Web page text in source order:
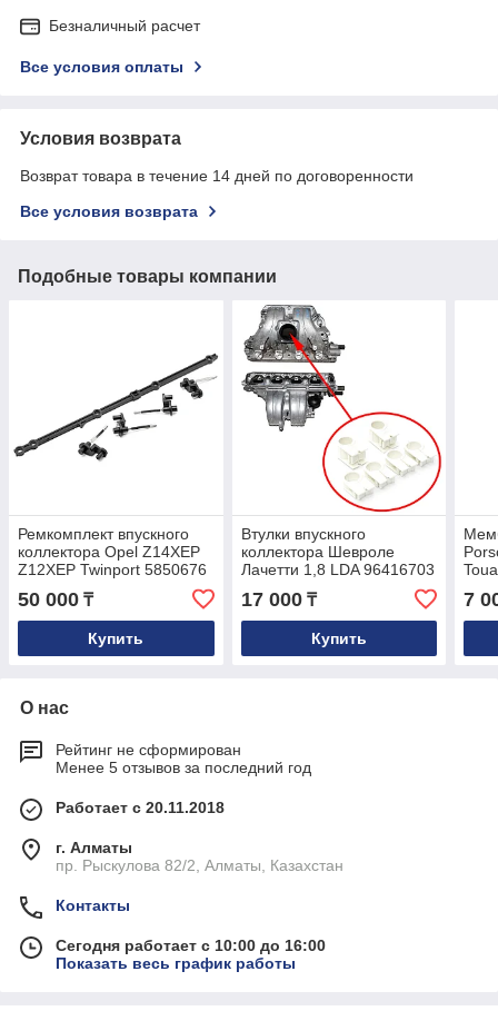
Безналичный расчет
Все условия оплаты
Условия возврата
Возврат товара в течение 14 дней по договоренности
Все условия возврата
Подобные товары компании
Ремкомплект впускного
коллектора Opel Z14XEP
Z12XEP Twinport 5850676
50 000 ₸
Купить
Втулки впускного
коллектора Шевроле
Лачетти 1,8 LDA 96416703
17 000₸
Купить
7
О нас
Рейтинг не сформирован
Менее 5 отзывов за последний год
Работает с 20.11.2018
г. Алматы
пр. Рыскулова 82/2, Алматы, Казахстан
Контакты
Сегодня работает с 10:00 до 16:00
Показать весь график работы